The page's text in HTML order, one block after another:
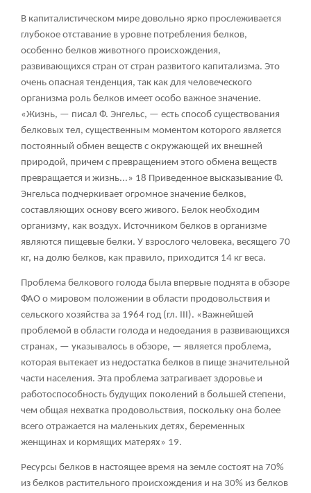
В капиталистическом мире довольно ярко прослеживается
глубокое отставание в уровне потребления белков,
особенно белков животного происхождения,
развивающихся стран от стран развитого капитализма. Это
очень опасная тенденция, так как для человеческого
организма роль белков имеет особо важное значение.
«Жизнь, — писал Ф. Энгельс, — есть способ существования
белковых тел, существенным моментом которого является
постоянный обмен веществ с окружающей их внешней
природой, причем с превращением этого обмена веществ
превращается и жизнь...» 18 Приведенное высказывание Ф.
Энгельса подчеркивает огромное значение белков,
составляющих основу всего живого. Белок необходим
организму, как воздух. Источником белков в организме
являются пищевые белки. У взрослого человека, весящего 70
кг, на долю белков, как правило, приходится 14 кг веса.
Проблема белкового голода была впервые поднята в обзоре
ФАО о мировом положении в области продовольствия и
сельского хозяйства за 1964 год (гл. III). «Важнейшей
проблемой в области голода и недоедания в развивающихся
странах, — указывалось в обзоре, — является проблема,
которая вытекает из недостатка белков в пище значительной
части населения. Эта проблема затрагивает здоровье и
работоспособность будущих поколений в большей степени,
чем общая нехватка продовольствия, поскольку она более
всего отражается на маленьких детях, беременных
женщинах и кормящих матерях» 19.
Ресурсы белков в настоящее время на земле состоят на 70%
из белков растительного происхождения и на 30% из белков